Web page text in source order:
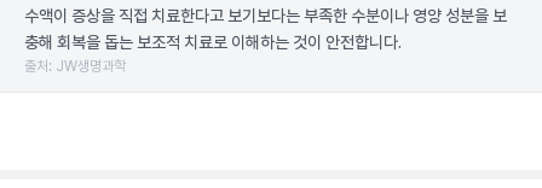
수액이 증상을 직접 치료한다고 보기보다는 부족한 수분이나 영양 성분을 보
충해 회복을 돕는 보조적 치료로 이해하는 것이 안전합니다.
출처: JW생명과학